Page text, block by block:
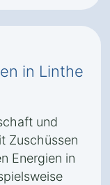
in Linthe
und
Zuschüssen
Energien in